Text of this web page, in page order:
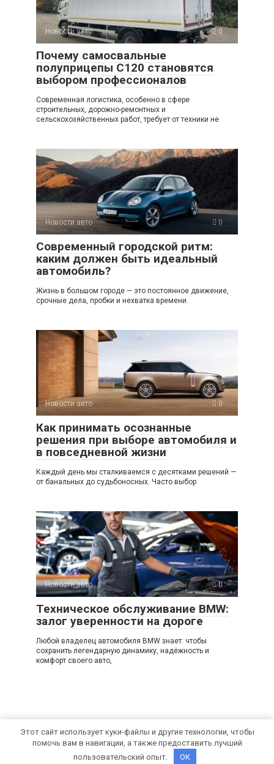
Новости авто 0
Почему самосвальные
полуприцепы C120 становятся
выбором профессионалов
Современная логистика, особенно в сфере
строительных, дорожно-ремонтных и
сельскохозяйственных работ, требует от техники не
Новости авто 0
Современный городской ритм:
каким должен быть идеальный
автомобиль?
Жизнь в большом городе — это постоянное движение,
срочные дела, пробки и нехватка времени.
Новости авто 0
Как принимать осознанные
решения при выборе автомобиля и
в повседневной жизни
Каждый день мы сталкиваемся с десятками решений —
от банальных до судьбоносных. Часто выбор
Новости авто 0
Техническое обслуживание BMW:
залог уверенности на дороге
Любой владелец автомобиля BMW знает: чтобы
сохранить легендарную динамику, надёжность и
комфорт своего авто,
Этот сайт использует куки-файлы и другие технологии, чтобы
помочь вам в навигации, а также предоставить лучший
пользовательский опыт.
OK